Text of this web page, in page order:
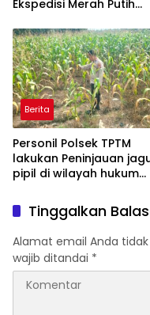
Ekspedisi Merah Putih
Penanaman Mangrove
Berita
Personil Polsek TPTM
lakukan Peninjauan
pipil di wilayah hukum
Tinggalkan
Alamat email Anda
wajib ditandai *